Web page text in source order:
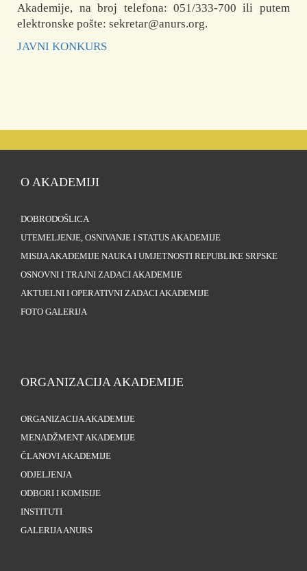
Akademije, na broj telefona: 051/333-700 ili putem
elektronske pošte: sekretar@anurs.org.
JAVNI KONKURS
O AKADEMIJI
DOBRODOŠLICA
UTEMELJENJE, OSNIVANJE I STATUS AKADEMIJE
MISIJA AKADEMIJE NAUKA I UMJETNOSTI REPUBLIKE SRPSKE
OSNOVNI I TRAJNI ZADACI AKADEMIJE
AKTUELNI I OPERATIVNI ZADACI AKADEMIJE
FOTO GALERIJA
ORGANIZACIJA AKADEMIJE
ORGANIZACIJA AKADEMIJE
MENADŽMENT AKADEMIJE
ČLANOVI AKADEMIJE
ODJELJENJA
ODBORI I KOMISIJE
INSTITUTI
GALERIJA ANURS